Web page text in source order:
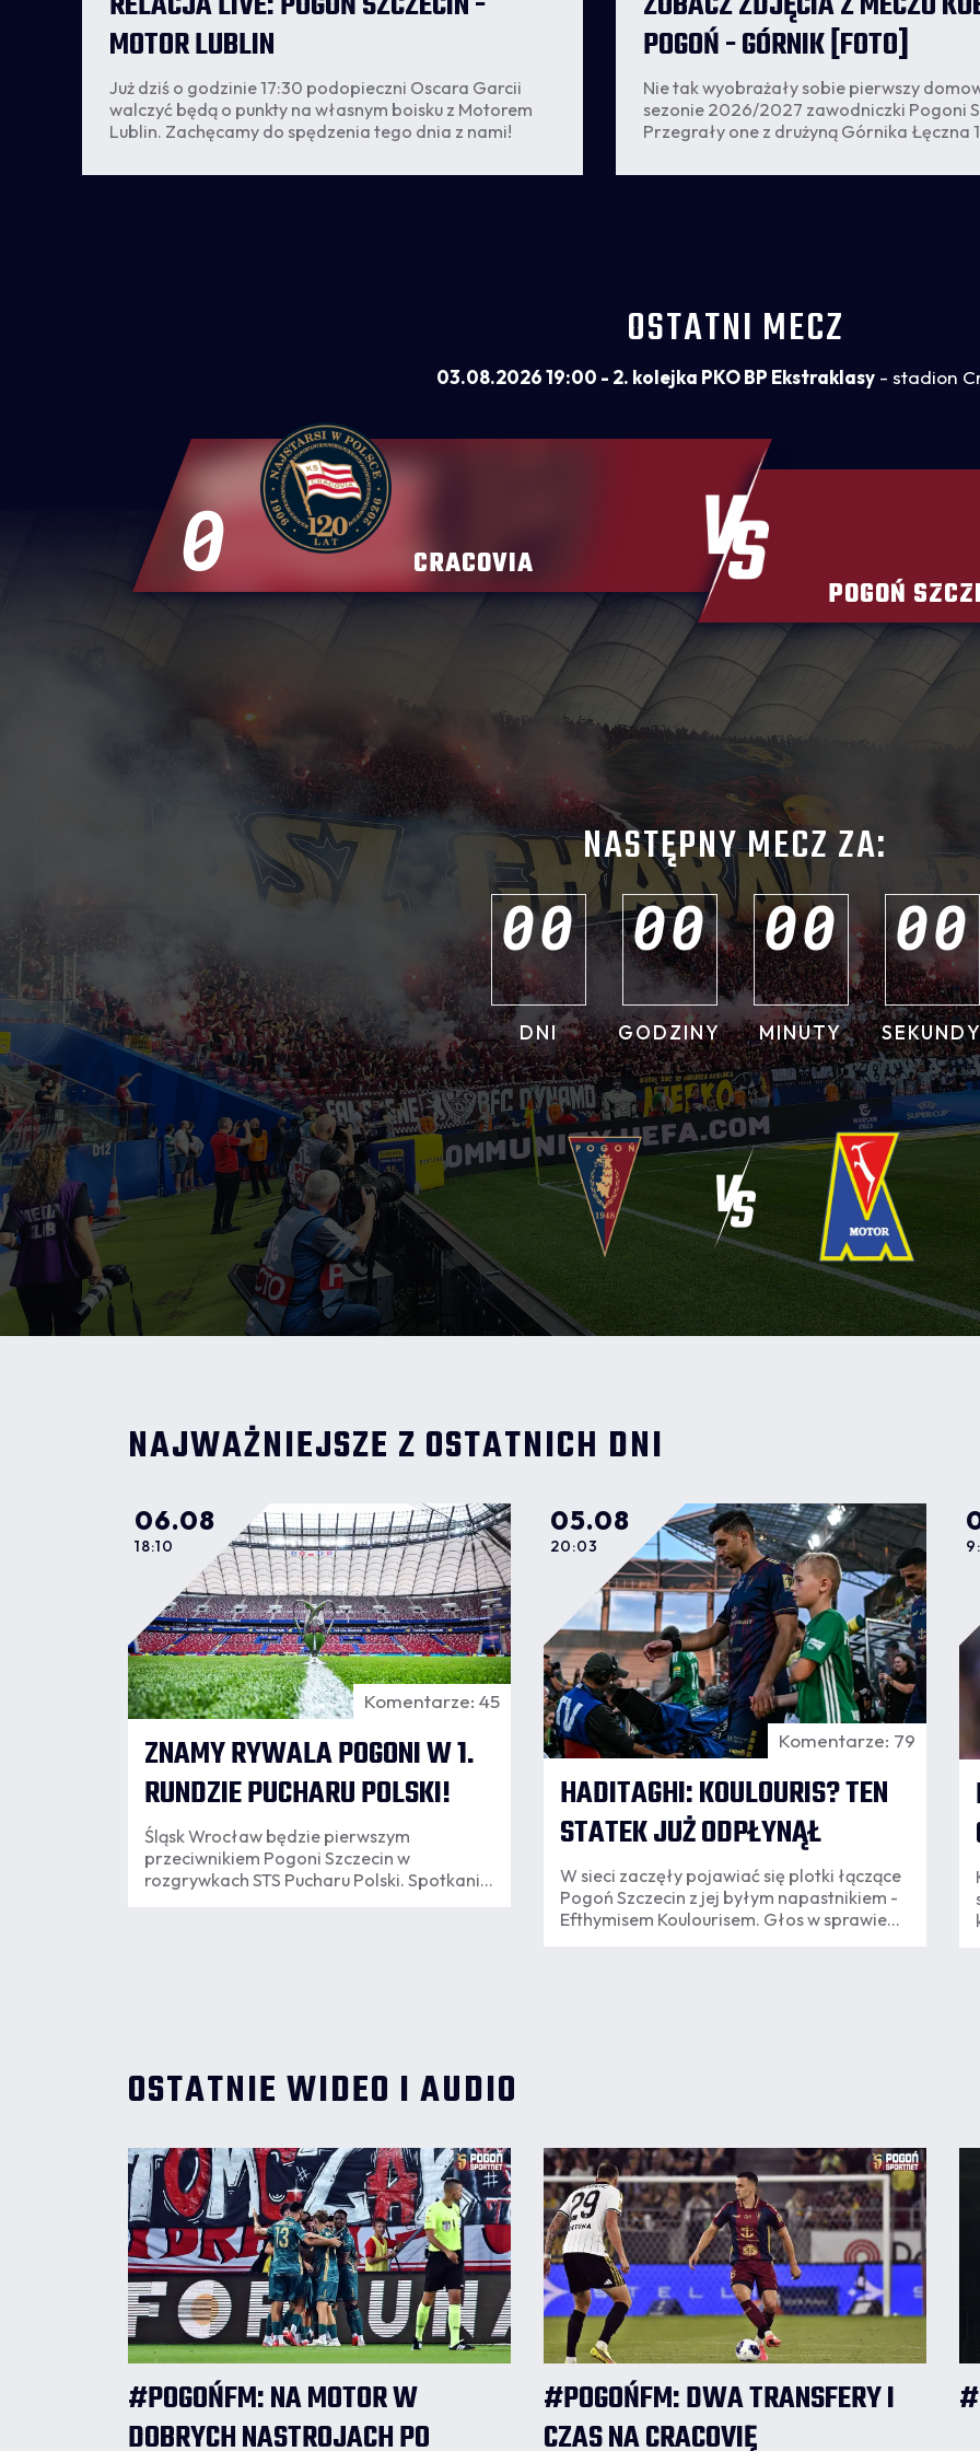
MOTOR LUBLIN
Już dziś o godzinie 17:30 podopieczni Oscara Garcii
walczyć będą o punkty na własnym boisku z Motorem
Lublin. Zachęcamy do spędzenia tego dnia z nami!
POGOŃ - GÓRNIK [FOTO]
Nie tak wyobrażały sobie pierwszy
sezonie 2026/2027 zawodniczki Pogoni
Przegrały one z drużyną Górnika Łęczna
OSTATNI MECZ
03.08.2026 19:00 - 2. kolejka PKO BP Ekstraklasy - stadion
0 CRACOVIA
POGOŃ
NASTĘPNY MECZ ZA:
00
DNI
00
GODZINY
00
MINUTY
00
NAJWAŻNIEJSZE Z OSTATNICH DNI
06.08
18:10
Komentarze: 45
ZNAMY RYWALA POGONI W 1.
RUNDZIE PUCHARU POLSKI!
Śląsk Wrocław będzie pierwszym
przeciwnikiem Pogoni Szczecin w
rozgrywkach STS Pucharu Polski. Spotkanie
05.08
20:03
Komentarze: 79
HADITAGHI: KOULOURIS? TEN
STATEK JUŻ ODPŁYNĄŁ
W sieci zaczęły pojawiać się plotki łączące
Pogoń Szczecin z jej byłym napastnikiem -
Efthymisem Koulourisem. Głos w sprawie
OSTATNIE WIDEO I AUDIO
#POGOŃFM: NA MOTOR W
DOBRYCH NASTROJACH PO
#POGOŃFM: DWA TRANSFERY I
CZAS NA CRACOVIĘ